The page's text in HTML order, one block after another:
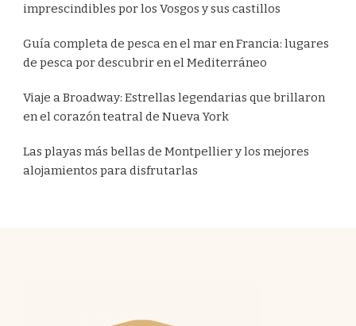
imprescindibles por los Vosgos y sus castillos
Guía completa de pesca en el mar en Francia: lugares
de pesca por descubrir en el Mediterráneo
Viaje a Broadway: Estrellas legendarias que brillaron
en el corazón teatral de Nueva York
Las playas más bellas de Montpellier y los mejores
alojamientos para disfrutarlas